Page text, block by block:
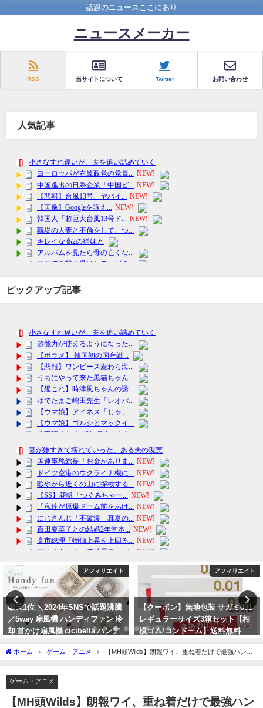
話題のニュースここにあり
ニュースメーカー
RSS 当サイトについて Twitter お問い合わせ
人気記事
ピックアップ記事
アフィリエイト
楽天1位 ＼2024年SNSで話題沸騰
／5way 扇風機 ハンディファン 冷
却 首かけ扇風機 cicibella ハンデ
ィファン ミニ扇風機 卓上 小型扇
風機 手持ち扇風機
アフィリエイト
【クーポン】無地包装 サガミ001
レギュラーサイズ3箱セット【相
模ゴム/コンドーム】送料無料
ホーム ゲーム・アニメ
【MH頭Wilds】朗報ワイ、重ね着だけで最強ハンタ
ー感を演出してしまうｗｗｗｗｗ
ゲーム・アニメ
【MH頭Wilds】朗報ワイ、重ね着だけで最強ハン